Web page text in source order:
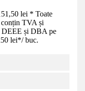
lei * Toate
TVA și
DEEE și DBA pe
lei*/ buc.